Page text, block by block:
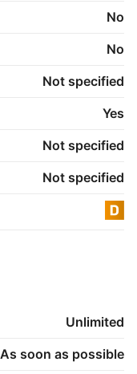
No
No
Not specified
Yes
Not specified
Not specified
Unlimited
As soon as possible